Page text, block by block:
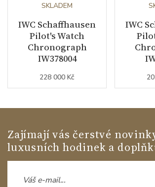
SKLADEM
IWC Schaffhausen
Pilot's Watch
Chronograph
IW378004
228 000 Kč
IWC
Zajímají vás čerstvé
luxusních hodinek a